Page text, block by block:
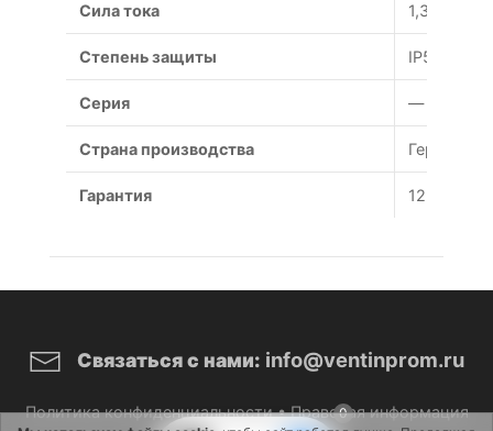
0
Сила тока 1,35/0,78 А
Степень защиты IP54
Серия —
Страна производства Германия
Гарантия 12
Связаться с нами: info@ventinprom.ru
Политика конфиденциальности•Правовая информация